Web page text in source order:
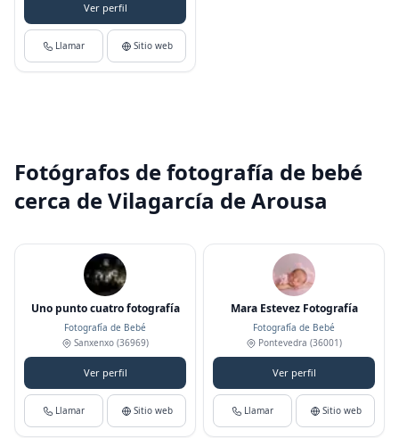
Ver perfil
Llamar Sitio web
Fotógrafos de fotografía de bebé
cerca de Vilagarcía de Arousa
Uno punto cuatro fotografía
Fotografía de Bebé
Sanxenxo (36969)
Ver perfil
Llamar Sitio web
Mara Estevez Fotografía
Fotografía de Bebé
Pontevedra (36001)
Ver perfil
Llamar Sitio web